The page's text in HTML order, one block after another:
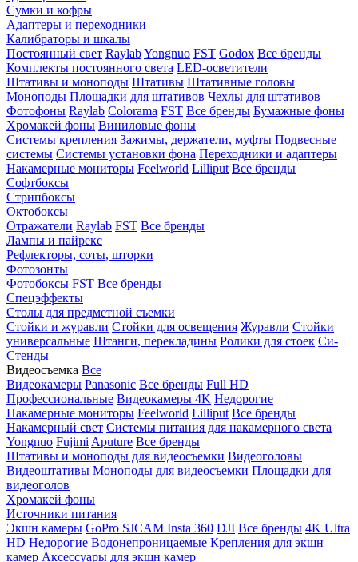
Сумки и кофры
Адаптеры и переходники
Калибраторы и шкалы
Постоянный свет RaylabYongnuo FST Godox Все бренды
Комплекты постоянного света LED-осветители
Штативы и моноподы Штативы Штативные головы
Моноподы Площадки для штативов Чехлы для штативов
Фотофоны Raylab Colorama FST Все бренды Бумажные фоны
Хромакей фоны Виниловые фоны
Системы крепления Зажимы, держатели, муфты Подвесные
системы Системы установки фона Переходники и адаптеры
Накамерные мониторы Feelworld Lilliput Все бренды
Софтбоксы
Стрипбоксы
Октобоксы
Отражатели Raylab FST Все бренды
Лампы и пайрекс
Рефлекторы, соты, шторки
Фотозонты
Фотобоксы FST Все бренды
Спецэффекты
Столы для предметной съемки
Стойки и журавли Стойки для освещения Журавли Стойки
универсальные Штанги, перекладины Ролики для стоек Си-
Стенды
Видеосъемка Все
Видеокамеры Panasonic Все бренды Full HD
Профессиональные Видеокамеры 4K Недорогие
Накамерные мониторы Feelworld Lilliput Все бренды
Накамерный свет Системы питания для накамерного света
Yongnuo Fujimi Aputure Все бренды
Штативы и моноподы для видеосъемки Видеоголовы
Видеоштативы Моноподы для видеосъемки Площадки для
видеоголов
Хромакей фоны
Источники питания
Экшн камеры GoPro SJCAM Insta 360 DJI Все бренды 4K Ultra
HD Недорогие Водонепроницаемые Крепления для экшн
камер Аксессуары для экшн камер